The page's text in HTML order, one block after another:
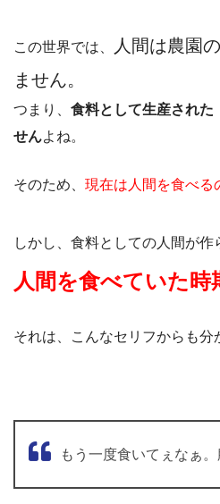
この世界では、
人間は農園
ません。
つまり、 食料として生産された
せんよね。
そのため、 現在は人間を食べる
しかし、食料としての人間が作
人間を食べていた時
それは、こんなセリフからも分
もう一度食いてぇなぁ。